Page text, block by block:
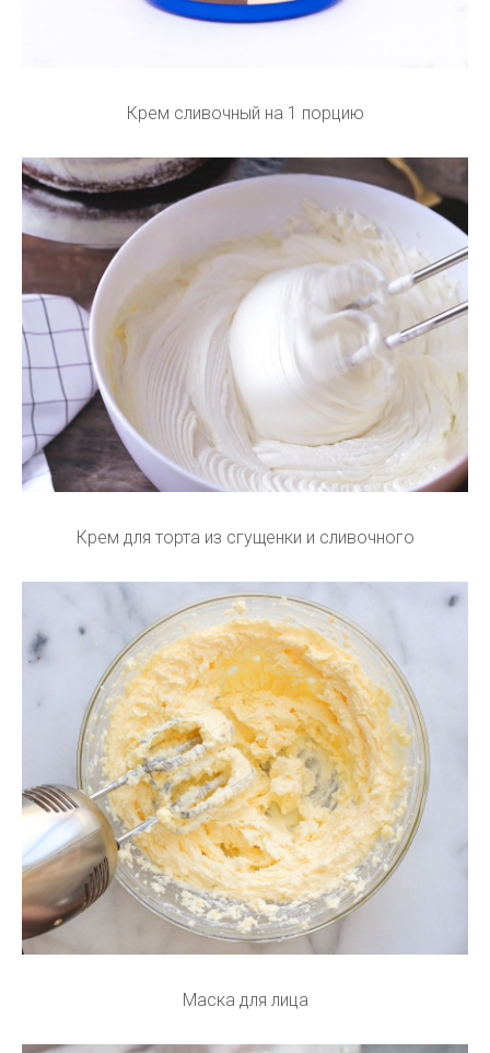
Крем сливочный на 1 порцию
Крем для торта из сгущенки и сливочного
Маска для лица